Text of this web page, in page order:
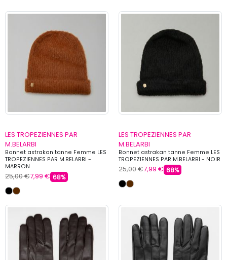
LES TROPEZIENNES PAR
M.BELARBI
Bonnet astrakan tanne Femme LES
TROPEZIENNES PAR M.BELARBI -
MARRON
25,00 €7,99 € 68%
LES TROPEZIENNES PAR
M.BELARBI
Bonnet astrakan tanne Femme LES
TROPEZIENNES PAR M.BELARBI - NOIR
25,00 €7,99 € 68%